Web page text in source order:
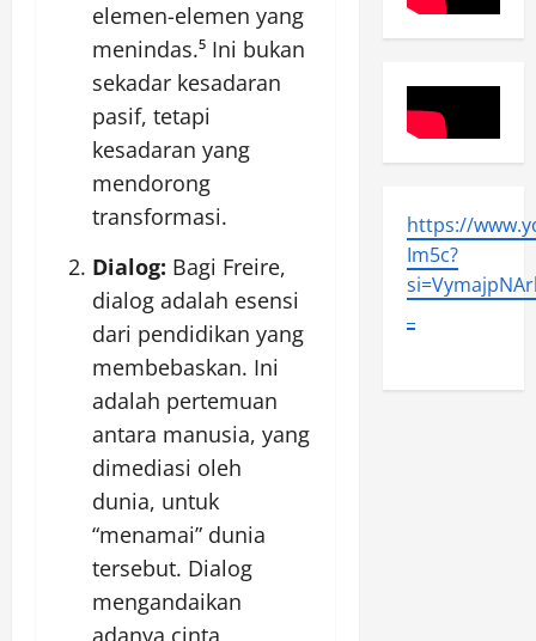
elemen-elemen yang
menindas.⁵ Ini bukan
sekadar kesadaran
pasif, tetapi
kesadaran yang
mendorong
transformasi.
Dialog: Bagi Freire,
dialog adalah esensi
dari pendidikan yang
membebaskan. Ini
adalah pertemuan
antara manusia, yang
dimediasi oleh
dunia, untuk
“menamai” dunia
tersebut. Dialog
mengandaikan
adanya cinta,
https://
Im5c?